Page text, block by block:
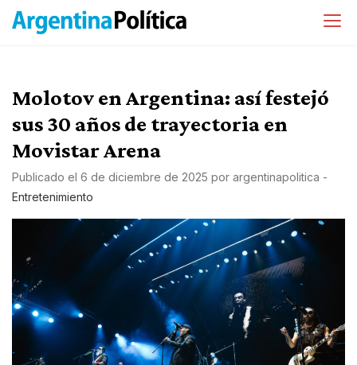
Molotov en Argentina: así festejó
sus 30 años de trayectoria en
Movistar Arena
Publicado el 6 de diciembre de 2025 por argentinapolitica -
Entretenimiento